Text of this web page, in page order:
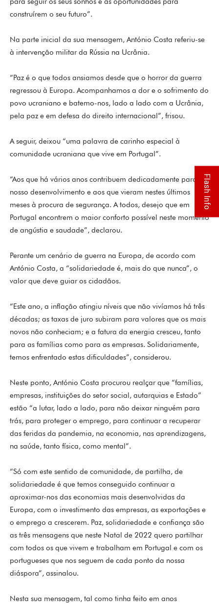
construírem o seu futuro”.
Na parte inicial da sua mensagem, António Costa referiu-se
à intervenção militar da Rússia na Ucrânia.
“Paz é o que todos ansiamos desde que o horror da guerra
regressou à Europa. Acompanhamos a dor e o sofrimento do
povo ucraniano e batemo-nos, lado a lado com a Ucrânia,
pela paz e em defesa do direito internacional”, frisou.
A seguir, deixou “uma palavra de carinho especial à
comunidade ucraniana que vive em Portugal”.
“Aos que há vários anos contribuem dedicadamente para o
nosso desenvolvimento e aos que vieram nestes últimos
meses à procura de segurança. A todos, desejo que em
Portugal encontrem o maior conforto possível neste momento
de angústia e saudade”, declarou.
Perante um cenário de guerra na Europa, de acordo com
António Costa, a “solidariedade é, mais do que nunca”, o
valor que deve guiar os cidadãos.
“Este ano, a inflação atingiu níveis que não vivíamos há três
décadas; as taxas de juro subiram para valores que os mais
novos não conheciam; e a fatura da energia cresceu, tanto
para as famílias como para as empresas. Solidariamente,
temos enfrentado estas dificuldades”, considerou.
Neste ponto, António Costa procurou realçar que “famílias,
empresas, instituições do setor social, autarquias e Estado”
estão “a lutar, lado a lado, para não deixar ninguém para
trás, para proteger o emprego, para continuar a recuperar
das feridas da pandemia, na economia, nas aprendizagens,
na saúde, tanto física, como mental”.
“Só com este sentido de comunidade, de partilha, de
solidariedade é que temos conseguido continuar a
aproximar-nos das economias mais desenvolvidas da
Europa, com o investimento das empresas, as exportações e
o emprego a crescerem. Paz, solidariedade e confiança são
as três mensagens que neste Natal de 2022 quero partilhar
com todos os que vivem e trabalham em Portugal e com os
portugueses que nos seguem de cada ponto da nossa
diáspora”, assinalou.
Nesta sua mensagem, tal como tinha feito em anos
Flash Info